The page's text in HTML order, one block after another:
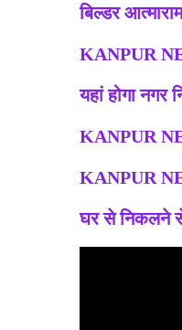
बिल्डर
KANPUR
यहां होगा
KANPUR
KANPUR
घर से निकलने से